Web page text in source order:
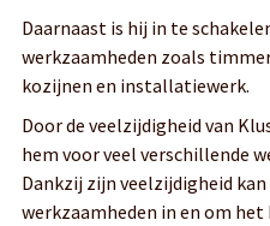
Daarnaast is hij in te
werkzaamheden zoals
kozijnen en installatiewerk.
Door de veelzijdigheid van
hem voor veel verschillende
Dankzij zijn veelzijdigheid
werkzaamheden in en om het